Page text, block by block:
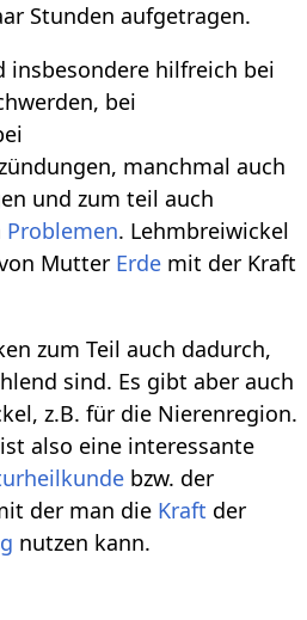
Stunden aufgetragen.
insbesondere hilfreich bei
bei
manchmal auch
und zum teil auch
Problemen. Lehmbreiwickel
Mutter Erde mit der Kraft
zum Teil auch dadurch,
sind. Es gibt aber auch
z.B. für die Nierenregion.
also eine interessante
bzw. der
der man die Kraft der
nutzen kann.